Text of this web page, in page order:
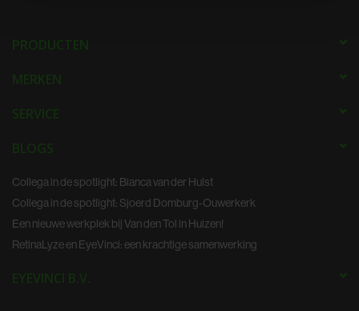
informatie over uw gebruik van onze site met onze
informatie die u aan ze heeft verstrekt of die ze hebben
PRODUCTEN
MERKEN
SERVICE
BLOGS
Collega in de spotlight: Bianca van der Hulst
Collega in de spotlight: Sjoerd Domburg-Ouwerkerk
Een nieuwe werkplek bij Van den Tol in Huizen!
RetinaLyze en EyeVinci: een krachtige samenwerking
EYEVINCI B.V.